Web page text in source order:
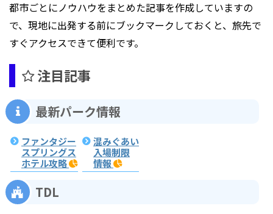
都市ごとにノウハウをまとめた記事を作成していますの
で、現地に出発する前にブックマークしておくと、旅先で
すぐアクセスできて便利です。
注目記事
最新パーク情報
ファンタジー
スプリングス
ホテル攻略
混みぐあい
入場制限
情報
TDL